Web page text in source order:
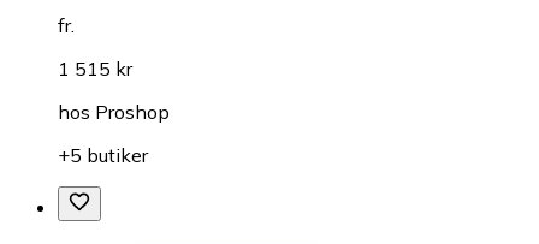
fr.
1 515 kr
hos Proshop
+5 butiker